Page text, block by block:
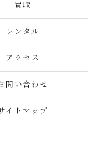
買取
レンタル
アクセス
問い合わせ
イトマップ